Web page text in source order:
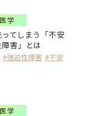
医学
てしまう「不安
害」とは
#強迫性障害 #不安
医学